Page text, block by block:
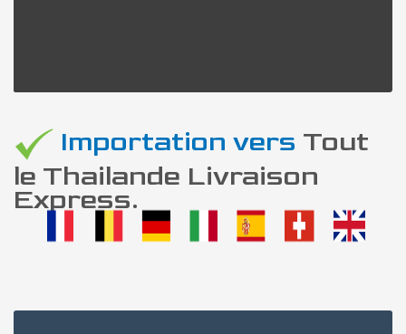
Importation vers Tout
le Thailande Livraison
Express.